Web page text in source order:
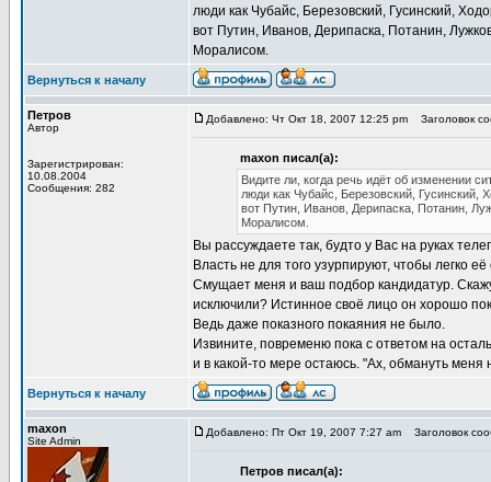
люди как Чубайс, Березовский, Гусинский,
вот Путин, Иванов, Дерипаска, Потанин,
Моралисом.
Вернуться к началу
Петров
Автор
Зарегистрирован:
10.08.2004
Сообщения: 282
Добавлено: Чт Окт 18, 2007 12:25 pm Заголовок
maxon писал(а):
Видите ли, когда речь идёт об изменении
люди как Чубайс, Березовский, Гусинский,
вот Путин, Иванов, Дерипаска, Потанин,
Моралисом.
Вы рассуждаете так, будто у Вас на руках
Власть не для того узурпируют, чтобы легко
Смущает меня и ваш подбор кандидатур.
исключили? Истинное своё лицо он хорошо
Ведь даже показного покаяния не было.
Извините, повременю пока с ответом на
и в какой-то мере остаюсь. "Ах, обмануть
Вернуться к началу
maxon
Site Admin
Добавлено: Пт Окт 19, 2007 7:27 am Заголовок
Петров писал(а):